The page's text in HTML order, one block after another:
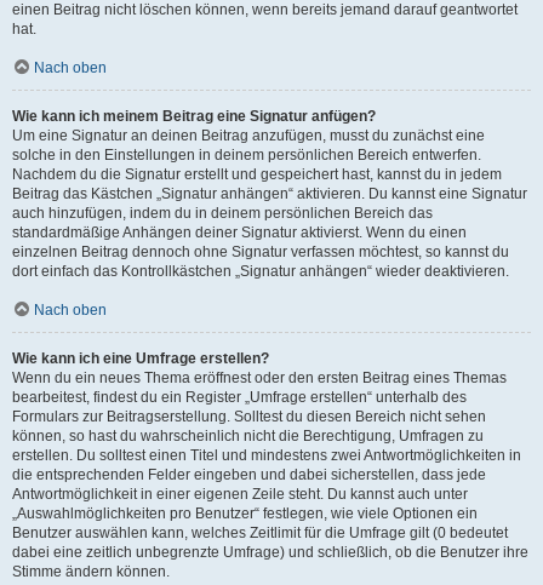
einen Beitrag nicht löschen können, wenn bereits jemand darauf geantwortet
hat.
Nach oben
Wie kann ich meinem Beitrag eine Signatur anfügen?
Um eine Signatur an deinen Beitrag anzufügen, musst du zunächst eine
solche in den Einstellungen in deinem persönlichen Bereich entwerfen.
Nachdem du die Signatur erstellt und gespeichert hast, kannst du in jedem
Beitrag das Kästchen „Signatur anhängen“ aktivieren. Du kannst eine Signatur
auch hinzufügen, indem du in deinem persönlichen Bereich das
standardmäßige Anhängen deiner Signatur aktivierst. Wenn du einen
einzelnen Beitrag dennoch ohne Signatur verfassen möchtest, so kannst du
dort einfach das Kontrollkästchen „Signatur anhängen“ wieder deaktivieren.
Nach oben
Wie kann ich eine Umfrage erstellen?
Wenn du ein neues Thema eröffnest oder den ersten Beitrag eines Themas
bearbeitest, findest du ein Register „Umfrage erstellen“ unterhalb des
Formulars zur Beitragserstellung. Solltest du diesen Bereich nicht sehen
können, so hast du wahrscheinlich nicht die Berechtigung, Umfragen zu
erstellen. Du solltest einen Titel und mindestens zwei Antwortmöglichkeiten in
die entsprechenden Felder eingeben und dabei sicherstellen, dass jede
Antwortmöglichkeit in einer eigenen Zeile steht. Du kannst auch unter
„Auswahlmöglichkeiten pro Benutzer“ festlegen, wie viele Optionen ein
Benutzer auswählen kann, welches Zeitlimit für die Umfrage gilt (0 bedeutet
dabei eine zeitlich unbegrenzte Umfrage) und schließlich, ob die Benutzer ihre
Stimme ändern können.